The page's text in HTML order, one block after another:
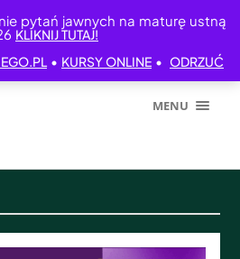
pytań jawnych na maturę ustną
KLIKNIJ TUTAJ!
• KURSY ONLINE • ODRZUĆ
MENU